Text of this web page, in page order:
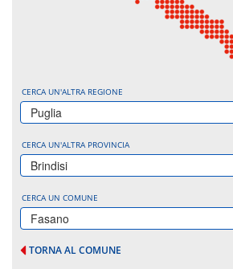
CERCA UN'ALTRA REGIONE
Puglia
CERCA UN'ALTRA PROVINCIA
Brindisi
CERCA UN COMUNE
Fasano
TORNA AL COMUNE